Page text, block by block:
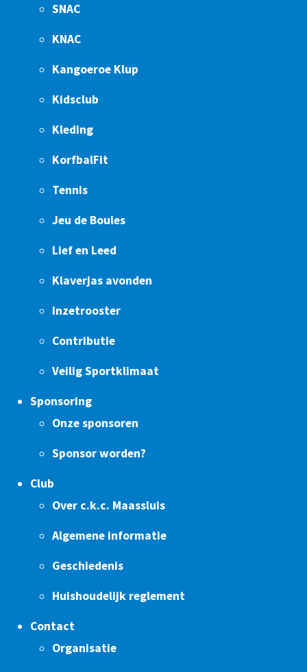
SNAC
KNAC
Kangoeroe Klup
Kidsclub
Kleding
KorfbalFit
Tennis
Jeu de Boules
Lief en Leed
Klaverjas avonden
Inzetrooster
Contributie
Veilig Sportklimaat
Sponsoring
Onze sponsoren
Sponsor worden?
Club
Over c.k.c. Maassluis
Algemene informatie
Geschiedenis
Huishoudelijk reglement
Contact
Organisatie